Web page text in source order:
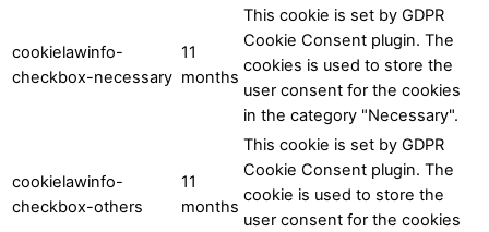
cookielawinfo-
checkbox-necessary
11
months
This cookie is set by GDPR
Cookie Consent plugin. The
cookies is used to store the
user consent for the cookies
in the category "Necessary".
cookielawinfo-
checkbox-others
11
months
This cookie is set by GDPR
Cookie Consent plugin. The
cookie is used to store the
user consent for the cookies